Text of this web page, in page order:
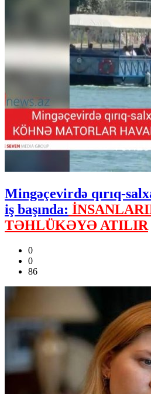
Mingəçevirdə qırıq-
iş başında:
TƏHLÜKƏYƏ ATILIR
0
0
86